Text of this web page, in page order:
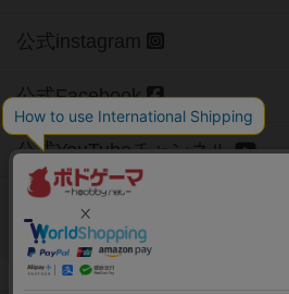
公式instagram
公式Facebook
公式YouTubeチャンネル